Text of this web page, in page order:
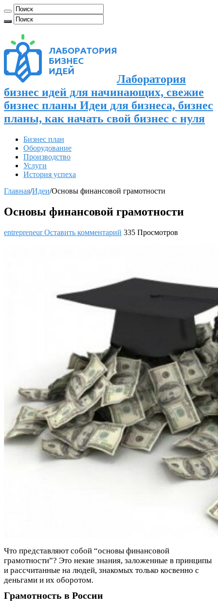
Лаборатория
бизнес идей для начинающих, свежие
бизнес планы Идеи для бизнеса, бизнес
планы, как начать свой бизнес с нуля
Бизнес план
Оборудование
Производство
Услуги
История успеха
Главная/Идеи/Основы финансовой грамотности
Основы финансовой грамотности
entrepreneurОставить комментарий 335 Просмотров
Что представляют собой “основы финансовой
грамотности”? Это некие знания, заложенные в принципы
и рассчитанные на людей, знакомых только косвенно с
деньгами и их оборотом.
Грамотность в России